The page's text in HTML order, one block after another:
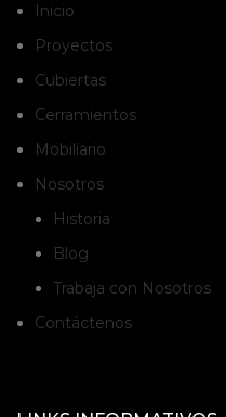
Inicio
Proyectos
Cubiertas
Cerramientos
Mobiliario
Nosotros
Historia
Blog
Trabaja con Nosotros
Contáctenos